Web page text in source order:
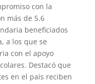
con la
más de 5.6
beneficiados
a los que se
con el apoyo
Destacó que
en el país reciben